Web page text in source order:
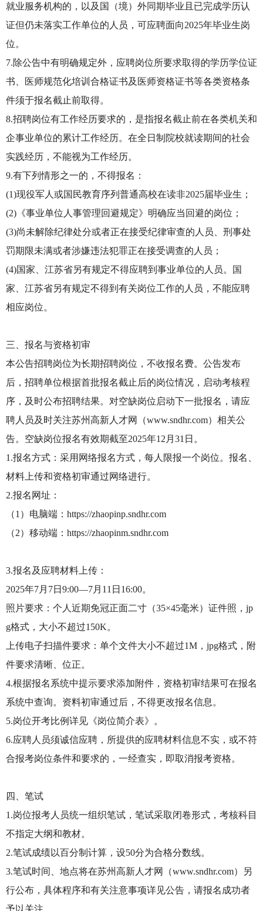
就业服务机构的，以及国（境）外同期毕业且已完成学历认
证但仍未落实工作单位的人员，可应聘面向2025年毕业生岗
位。
7.除公告中有明确规定外，应聘岗位所要求取得的学历学位证
书、医师规范化培训合格证书及医师资格证书等各类资格条
件须于报名截止前取得。
8.招聘岗位有工作经历要求的，是指报名截止前在各类机关和
企事业单位的累计工作经历。在全日制院校就读期间的社会
实践经历，不能视为工作经历。
9.有下列情形之一的，不得报名：
(1)现役军人或国民教育序列普通高校在读非2025届毕业生；
(2)《事业单位人事管理回避规定》明确应当回避的岗位；
(3)尚未解除纪律处分或者正在接受纪律审查的人员、刑事处
罚期限未满或者涉嫌违法犯罪正在接受调查的人员；
(4)国家、江苏省另有规定不得应聘到事业单位的人员。国
家、江苏省另有规定不得到有关岗位工作的人员，不能应聘
相应岗位。
三、报名与资格初审
本公告招聘岗位为长期招聘岗位，不收报名费。公告发布
后，招聘单位根据首批报名截止后的岗位情况，启动考核程
序，及时公布招聘结果。对空缺岗位启动下一批报名，请应
聘人员及时关注苏州高新人才网（www.sndhr.com）相关公
告。空缺岗位报名有效期截至2025年12月31日。
1.报名方式：采用网络报名方式，每人限报一个岗位。报名、
材料上传和资格初审通过网络进行。
2.报名网址：
（1）电脑端：https://zhaopinp.sndhr.com
（2）移动端：https://zhaopinm.sndhr.com
3.报名及应聘材料上传：
2025年7月7日9:00—7月11日16:00。
照片要求：个人近期免冠正面二寸（35×45毫米）证件照，jp
g格式，大小不超过150K。
上传电子扫描件要求：单个文件大小不超过1M，jpg格式，附
件要求清晰、位正。
4.根据报名系统中提示要求添加附件，资格初审结果可在报名
系统中查询。资料初审通过后，不得更改报名信息。
5.岗位开考比例详见《岗位简介表》。
6.应聘人员须诚信应聘，所提供的应聘材料信息不实，或不符
合报考岗位条件和要求的，一经查实，即取消报考资格。
四、笔试
1.岗位报考人员统一组织笔试，笔试采取闭卷形式，考核科目
不指定大纲和教材。
2.笔试成绩以百分制计算，设50分为合格分数线。
3.笔试时间、地点将在苏州高新人才网（www.sndhr.com）另
行公布，具体程序和有关注意事项详见公告，请报名成功者
予以关注。